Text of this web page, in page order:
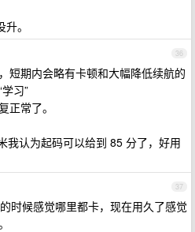
。
36
短期内会略有卡顿和大幅降低续航的
习”
正常了。
我认为起码可以给到 85 分了，好用
37
时候感觉哪里都卡，现在用久了感觉